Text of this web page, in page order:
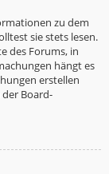
zu dem
sie stets lesen.
des Forums, in
hängt es
erstellen
Board-